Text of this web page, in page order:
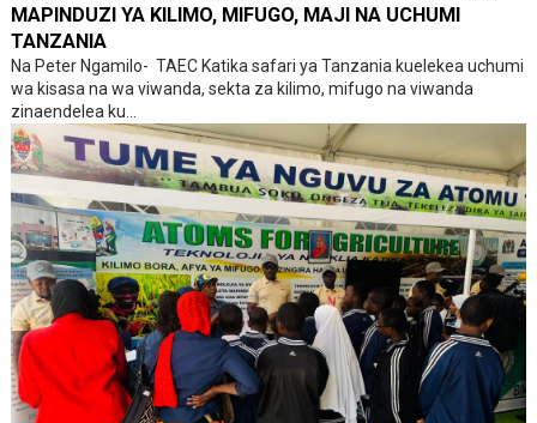
MAPINDUZI YA KILIMO, MIFUGO, MAJI NA UCHUMI
TANZANIA
Na Peter Ngamilo- TAEC Katika safari ya Tanzania kuelekea uchumi
wa kisasa na wa viwanda, sekta za kilimo, mifugo na viwanda
zinaendelea ku...